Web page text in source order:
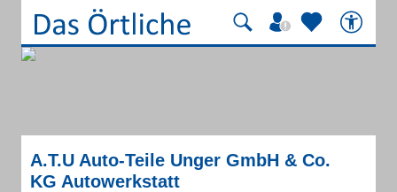
A.T.U Auto-Teile Unger GmbH & Co.
KG Autowerkstatt